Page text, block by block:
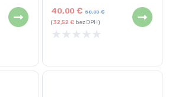
40,00€ 58,00€
(32,52€bez DPH)
★ ★ ★ ★ ★